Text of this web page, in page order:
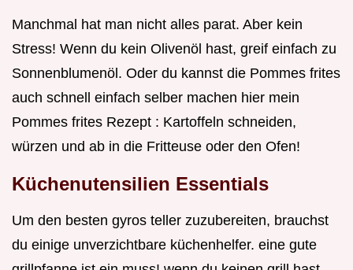
Manchmal hat man nicht alles parat. Aber kein
Stress! Wenn du kein Olivenöl hast, greif einfach zu
Sonnenblumenöl. Oder du kannst die Pommes frites
auch schnell einfach selber machen hier mein
Pommes frites Rezept : Kartoffeln schneiden,
würzen und ab in die Fritteuse oder den Ofen!
Küchenutensilien Essentials
Um den besten gyros teller zuzubereiten, brauchst
du einige unverzichtbare küchenhelfer. eine gute